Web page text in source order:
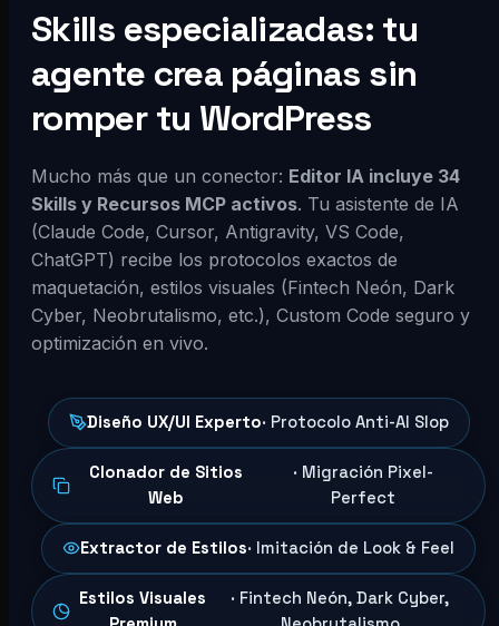
Skills especializadas: tu
agente crea páginas sin
romper tu WordPress
Mucho más que un conector: Editor IA incluye 34
Skills y Recursos MCP activos. Tu asistente de IA
(Claude Code, Cursor, Antigravity, VS Code,
ChatGPT) recibe los protocolos exactos de
maquetación, estilos visuales (Fintech Neón, Dark
Cyber, Neobrutalismo, etc.), Custom Code seguro y
optimización en vivo.
Diseño UX/UI Experto· Protocolo Anti-AI Slop
Clonador de Sitios
Web
· Migración Pixel-
Perfect
Extractor de Estilos· Imitación de Look & Feel
Estilos Visuales
· Fintech Neón, Dark Cyber,